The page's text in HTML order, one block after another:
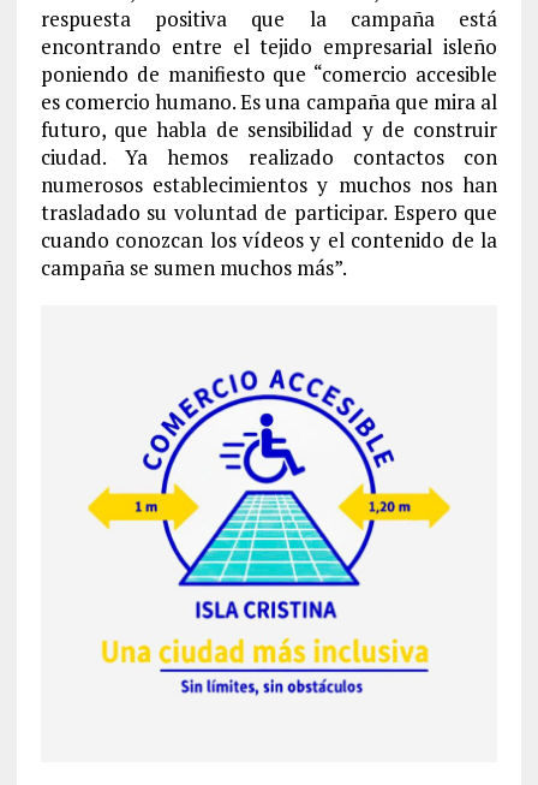
respuesta positiva que la campaña está
encontrando entre el tejido empresarial isleño
poniendo de manifiesto que “comercio accesible
es comercio humano. Es una campaña que mira al
futuro, que habla de sensibilidad y de construir
ciudad. Ya hemos realizado contactos con
numerosos establecimientos y muchos nos han
trasladado su voluntad de participar. Espero que
cuando conozcan los vídeos y el contenido de la
campaña se sumen muchos más”.